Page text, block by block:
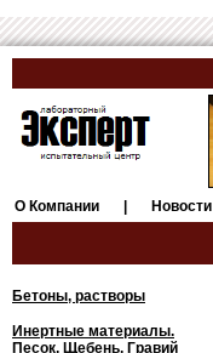
О Компании Новости
Бетоны, растворы
Инертные материалы.
Песок, Щебень, Гравий